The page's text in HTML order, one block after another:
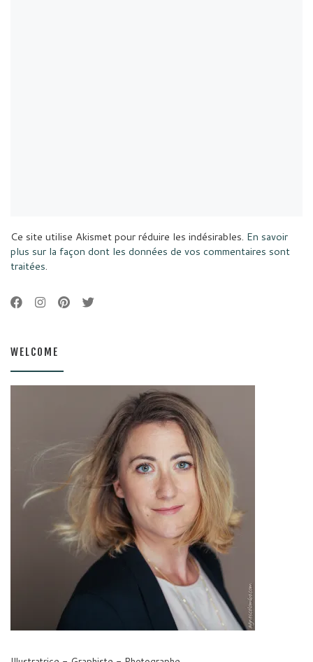
Ce site utilise Akismet pour réduire les indésirables. En savoir
plus sur la façon dont les données de vos commentaires sont
traitées.
WELCOME